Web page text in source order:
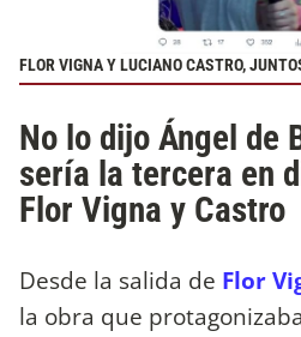
FLOR VIGNA Y LUCIANO CASTRO,
No lo dijo Ángel de
sería la tercera en
Flor Vigna y Castro
Desde la salida de Flor
la obra que